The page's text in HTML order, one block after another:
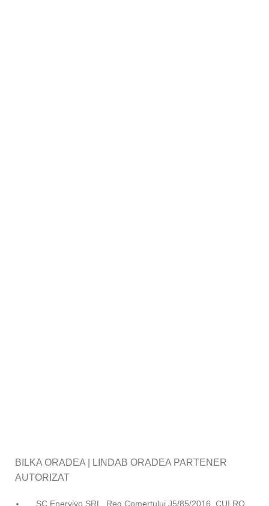
BILKA ORADEA | LINDAB ORADEA PARTENER
AUTORIZAT
SC Enervivo SRL, Reg.Comerțului J5/85/2016, CUI RO